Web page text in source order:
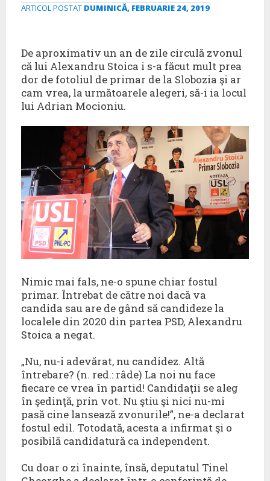
ARTICOL POSTAT DUMINICĂ, FEBRUARIE 24, 2019
De aproximativ un an de zile circulă zvonul
că lui Alexandru Stoica i s-a făcut mult prea
dor de fotoliul de primar de la Slobozia şi ar
cam vrea, la următoarele alegeri, să-i ia locul
lui Adrian Mocioniu.
Nimic mai fals, ne-o spune chiar fostul
primar. Întrebat de către noi dacă va
candida sau are de gând să candideze la
localele din 2020 din partea PSD, Alexandru
Stoica a negat.
„Nu, nu-i adevărat, nu candidez. Altă
întrebare? (n. red.: râde) La noi nu face
fiecare ce vrea în partid! Candidaţii se aleg
în şedinţă, prin vot. Nu ştiu şi nici nu-mi
pasă cine lansează zvonurile!”, ne-a declarat
fostul edil. Totodată, acesta a infirmat şi o
posibilă candidatură ca independent.
Cu doar o zi înainte, însă, deputatul Tinel